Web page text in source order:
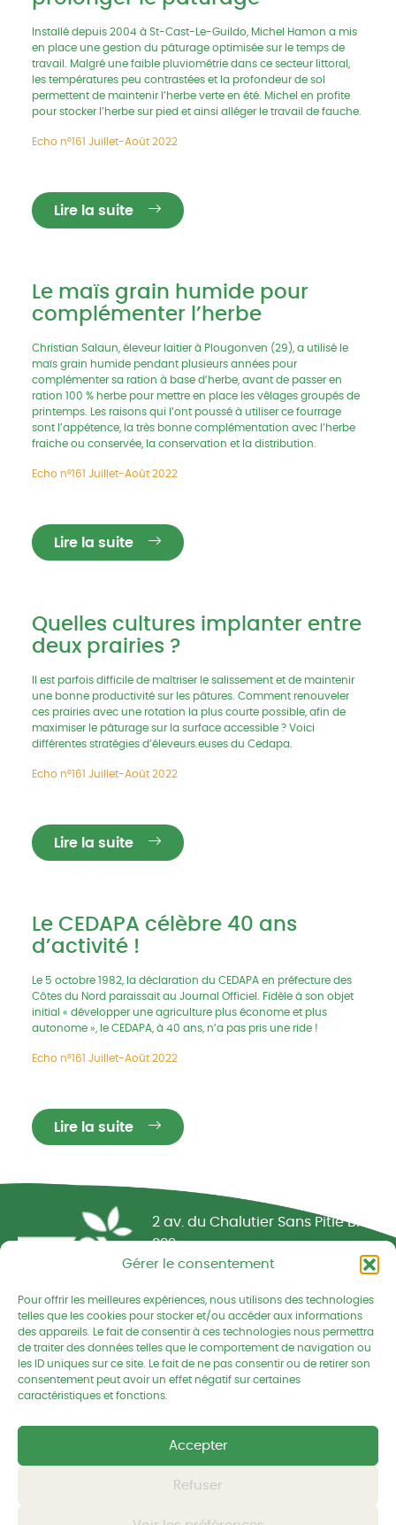
Gérer le consentement
Pour offrir les meilleures expériences, nous utilisons des technologies
telles que les cookies pour stocker et/ou accéder aux informations
des appareils. Le fait de consentir à ces technologies nous permettra
de traiter des données telles que le comportement de navigation ou
les ID uniques sur ce site. Le fait de ne pas consentir ou de retirer son
consentement peut avoir un effet négatif sur certaines
caractéristiques et fonctions.
Accepter
Refuser
Installé depuis 2004 à St-Cast-Le-Guildo, Michel Hamon a mis
en place une gestion du pâturage optimisée sur le temps de
travail. Malgré une faible pluviométrie dans ce secteur littoral,
les températures peu contrastées et la profondeur de sol
permettent de maintenir l’herbe verte en été. Michel en profite
pour stocker l’herbe sur pied et ainsi alléger le travail de fauche.
Echo n°161 Juillet-Août 2022
Lire la suite
Le maïs grain humide pour
complémenter l’herbe
Christian Salaun, éleveur laitier à Plougonven (29), a utilisé le
maïs grain humide pendant plusieurs années pour
complémenter sa ration à base d’herbe, avant de passer en
ration 100 % herbe pour mettre en place les vêlages groupés de
printemps. Les raisons qui l’ont poussé à utiliser ce fourrage
sont l’appétence, la très bonne complémentation avec l’herbe
fraiche ou conservée, la conservation et la distribution.
Echo n°161 Juillet-Août 2022
Lire la suite
Quelles cultures implanter entre
deux prairies ?
Il est parfois difficile de maîtriser le salissement et de maintenir
une bonne productivité sur les pâtures. Comment renouveler
ces prairies avec une rotation la plus courte possible, afin de
maximiser le pâturage sur la surface accessible ? Voici
différentes stratégies d’éleveurs.euses du Cedapa.
Echo n°161 Juillet-Août 2022
Lire la suite
Le CEDAPA célèbre 40 ans
d’activité !
Le 5 octobre 1982, la déclaration du CEDAPA en préfecture des
Côtes du Nord paraissait au Journal Officiel. Fidèle à son objet
initial « développer une agriculture plus économe et plus
autonome », le CEDAPA, à 40 ans, n’a pas pris une ride !
Echo n°161 Juillet-Août 2022
Lire la suite
Réseau CIVAM - Campagnes vivantes
2 av. du Chalutier Sans Pitié BP
332
22190 PLERIN cedex
02 96 74 75 50
cedapa@wanadoo.fr
Retrouvez-nous sur Facebook
Retrouvez-nous sur
Retrouvez-